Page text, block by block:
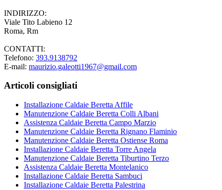
INDIRIZZO:
Viale Tito Labieno 12
Roma, Rm
CONTATTI:
Telefono: 393.9138792
E-mail: maurizio.galeotti1967@gmail.com
Articoli consigliati
Installazione Caldaie Beretta Affile
Manutenzione Caldaie Beretta Colli Albani
Assistenza Caldaie Beretta Campo Marzio
Manutenzione Caldaie Beretta Rignano Flaminio
Manutenzione Caldaie Beretta Ostiense Roma
Installazione Caldaie Beretta Torre Angela
Manutenzione Caldaie Beretta Tiburtino Terzo
Assistenza Caldaie Beretta Montelanico
Installazione Caldaie Beretta Sambuci
Installazione Caldaie Beretta Palestrina